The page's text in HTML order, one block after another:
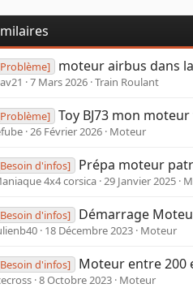
moteur airbus dans
7 Mars 2026 Train Roulant
Toy BJ73 mon
26 Février 2026 Moteur
d'infos] Prépa moteur
4x4 corsica 29 Janvier 2025
d'infos] Démarrage
18 Décembre 2023 Moteur
d'infos] Moteur entre 200
8 Octobre 2023 Moteur